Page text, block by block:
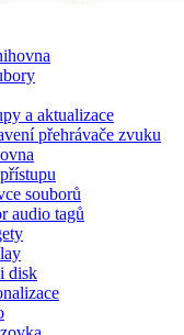
a aktualizace
přehrávače zvuku
souborů
audio tagů
disk